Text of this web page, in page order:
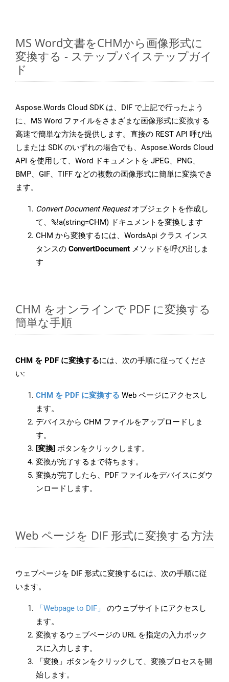
MS Word文書をCHMから画像形式に
変換する - ステップバイステップガイ
ド
Aspose.Words Cloud SDK は、DIF で上記で行ったよう
に、MS Word ファイルをさまざまな画像形式に変換する
高速で簡単な方法を提供します。直接の REST API 呼び出
しまたは SDK のいずれの場合でも、Aspose.Words Cloud
API を使用して、Word ドキュメントを JPEG、PNG、
BMP、GIF、TIFF などの複数の画像形式に簡単に変換でき
ます。
Convert Document Requestオブジェクトを作成し
て、%!a(string=CHM) ドキュメントを変換します
CHM から変換するには、WordsApi クラス インス
タンスの ConvertDocument メソッドを呼び出しま
す
CHM をオンラインで PDF に変換する
簡単な手順
CHM を PDF に変換するには、次の手順に従ってくださ
い:
CHM を PDF に変換する Web ページにアクセスし
ます。
デバイスから CHM ファイルをアップロードしま
す。
[変換] ボタンをクリックします。
変換が完了するまで待ちます。
変換が完了したら、PDF ファイルをデバイスにダウ
ンロードします。
Web ページを DIF 形式に変換する方法
ウェブページを DIF 形式に変換するには、次の手順に従
います。
「Webpage to DIF」
のウェブサイトにアクセスし
ます。
変換するウェブページの URL を指定の入力ボック
スに入力します。
「変換」ボタンをクリックして、変換プロセスを開
始します。